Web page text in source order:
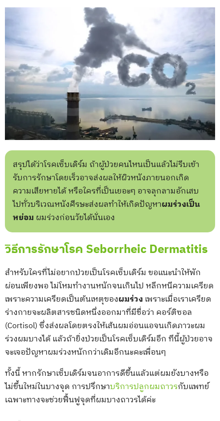
สรุปได้ว่าโรคเซ็บเดิร์ม ถ้าผู้ป่วยคนไหนเป็นแล้วไม่รีบเข้า
รับการรักษาโดยเร็วอาจส่งผลให้ผิวหนังภายนอกเกิด
ความเสียหายได้ หรือใครที่เป็นเยอะๆ อาจลุกลามอักเสบ
ไปทั่วบริเวณหนังศีรษะส่งผลทำให้เกิดปัญหาผมร่วงเป็น
หย่อม ผมร่วงก่อนวัยได้นั่นเอง
วิธีการรักษาโรค Seborrheic Dermatitis
สำหรับใครที่ไม่อยากป่วยเป็นโรคเซ็บเดิร์ม ขอแนะนำให้พัก
ผ่อนเพียงพอ ไม่โหมทำงานหนักจนเกินไป หลีกหนีความเครียด
เพราะความเครียดเป็นต้นเหตุของผมร่วง เพราะเมื่อเราเครียด
ร่างกายจะผลิตสารชนิดหนึ่งออกมาที่มีชื่อว่า คอร์ติซอล
(Cortisol) ซึ่งส่งผลโดยตรงให้เส้นผมอ่อนแอจนเกิดภาวะผม
ร่วงผมบางได้ แล้วถ้ายิ่งป่วยเป็นโรคเซ็บเดิร์มอีก ทีนี้ผู้ป่วยอาจ
จะเจอปัญหาผมร่วงหนักกว่าเดิมอีกนะคะเพื่อนๆ
ทั้งนี้ หากรักษาเซ็บเดิร์มจนอาการดีขึ้นแล้วแต่ผมยังบางหรือ
ไม่ขึ้นใหม่ในบางจุด การปรึกษาบริการปลูกผมถาวรกับแพทย์
เฉพาะทางจะช่วยฟื้นฟูจุดที่ผมบางถาวรได้ค่ะ